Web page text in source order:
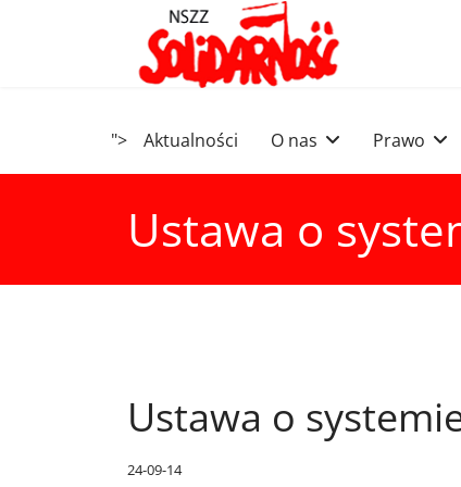
"> Aktualności O nas Prawo
Ustawa o
Ustawa o
24-09-14